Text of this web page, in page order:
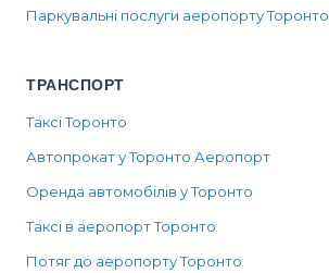
Паркувальні послуги аеропорту Торонто
ТРАНСПОРТ
Таксі Торонто
Автопрокат у Торонто Аеропорт
Оренда автомобілів у Торонто
Таксі в аеропорт Торонто
Потяг до аеропорту Торонто